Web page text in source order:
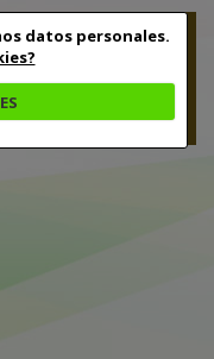
datos personales.